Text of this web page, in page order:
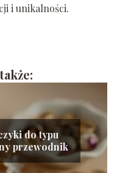
i unikalności.
do typu
przewodnik